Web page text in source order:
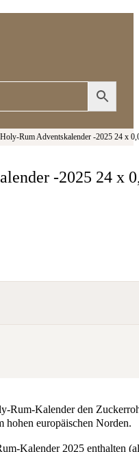
Rum Adventskalender -2025 24 x
-2025 24 x
Rum-Kalender den
hohen europäischen Norden.
Kalender 2025 enthalten